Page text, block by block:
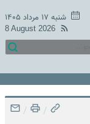
شنبه ۱۷ مرداد ۱۴۰۵
8 August 2026
/
/